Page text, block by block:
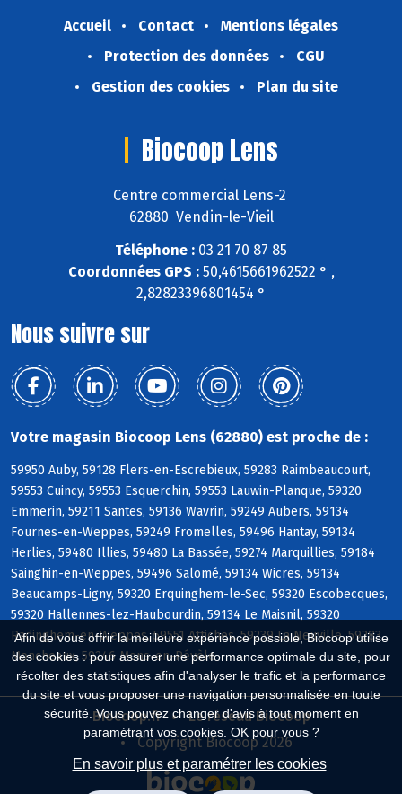
Afin de vous offrir la meilleure expérience possible, Biocoop utilise
des cookies : pour assurer une performance optimale du site, pour
récolter des statistiques afin d'analyser le trafic et la performance
du site et vous proposer une navigation personnalisée en toute
sécurité. Vous pouvez changer d'avis à tout moment en
paramétrant vos cookies. OK pour vous ?
En savoir plus et paramétrer les cookies
Accueil Contact
Mentions légales
Protection des données
CGU
Gestion des cookies
Plan du site
Biocoop Lens
Centre commercial Lens-2
62880 Vendin-le-Vieil
Téléphone : 03 21 70 87 85
Coordonnées GPS :50,4615661962522 ° ,
2,82823396801454 °
Nous suivre sur
Votre magasin Biocoop Lens (62880) est proche de :
59950 Auby, 59128 Flers-en-Escrebieux, 59283 Raimbeaucourt,
59553 Cuincy, 59553 Esquerchin, 59553 Lauwin-Planque, 59320
Emmerin, 59211 Santes, 59136 Wavrin, 59249 Aubers, 59134
Fournes-en-Weppes, 59249 Fromelles, 59496 Hantay, 59134
Herlies, 59480 Illies, 59480 La Bassée, 59274 Marquillies, 59184
Sainghin-en-Weppes, 59496 Salomé, 59134 Wicres, 59134
Beaucamps-Ligny, 59320 Erquinghem-le-Sec, 59320 Escobecques,
59320 Hallennes-lez-Haubourdin, 59134 Le Maisnil, 59320
Radinghem-en-Weppes, 59551 Attiches, 59239 La Neuville, 59283
Moncheaux, 59246 Mons-en-Pévèle
Biocoop.fr
Le réseau Biocoop
Copyright Biocoop 2026